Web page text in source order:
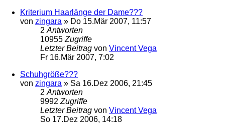
Kriterium Haarlänge der Dame???
von zingara » Do 15.Mär 2007, 11:57
2 Antworten
10955 Zugriffe
Letzter Beitrag von Vincent Vega
Fr 16.Mär 2007, 7:02
Schuhgröße???
von zingara » Sa 16.Dez 2006, 21:45
2 Antworten
9992 Zugriffe
Letzter Beitrag von Vincent Vega
So 17.Dez 2006, 14:18